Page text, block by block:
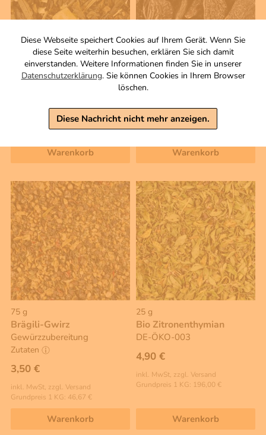
Diese Webseite speichert Cookies auf Ihrem Gerät. Wenn Sie
diese Seite weiterhin besuchen, erklären Sie sich damit
einverstanden. Weitere Informationen finden Sie in unserer
Datenschutzerklärung. Sie können Cookies in Ihrem Browser
löschen.
Diese Nachricht nicht mehr anzeigen.
Paradiso
Aromatisierte
Grüntee-/Früchtemischung
Zutaten
inkl. MwSt, zzgl. Versand
Grundpreis 1 KG: 45,00 €
Warenkorb
Tonkabohne ganz
4,50 €
inkl. MwSt, zzgl. Versand
Warenkorb
75 g
Brägili-Gwirz
Gewürzzubereitung
Zutaten
3,50 €
inkl. MwSt, zzgl. Versand
Grundpreis 1 KG: 46,67 €
Warenkorb
25 g
Bio Zitronenthymian
DE-ÖKO-003
4,90 €
inkl. MwSt, zzgl. Versand
Grundpreis 1 KG: 196,00 €
Warenkorb